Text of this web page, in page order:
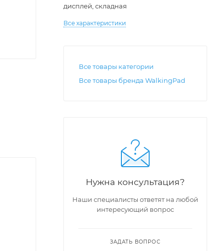
дисплей, складная
Все характеристики
Все товары категории
Все товары бренда WalkingPad
Нужна консультация?
Наши специалисты ответят на любой
интересующий вопрос
ЗАДАТЬ ВОПРОС